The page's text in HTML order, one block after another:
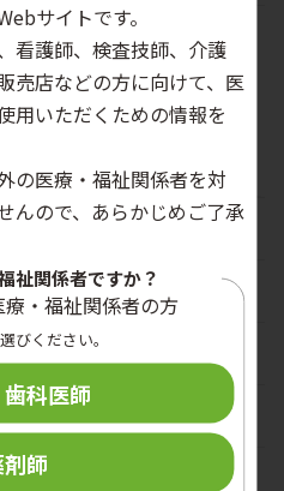
instruments as
浄効果を阻害し、バ
る
サイトです。
看護師、検査技師、介護
売店などの方に向けて、医
用いただくための情報を
の医療・福祉関係者を対
んので、あらかじめご了承
祉関係者ですか？
・福祉関係者の方
びください。
科医師
師